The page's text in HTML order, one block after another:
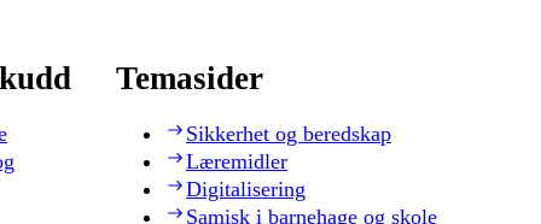
Temasider
Sikkerhet og beredskap
Læremidler
Digitalisering
Samisk i barnehage og skole